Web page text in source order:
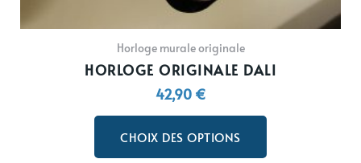
Horloge murale originale
HORLOGE ORIGINALE DALI
42,90 €
CHOIX DES OPTIONS